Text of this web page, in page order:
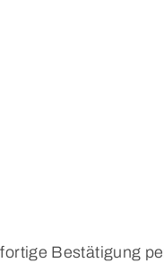
Bestätigung